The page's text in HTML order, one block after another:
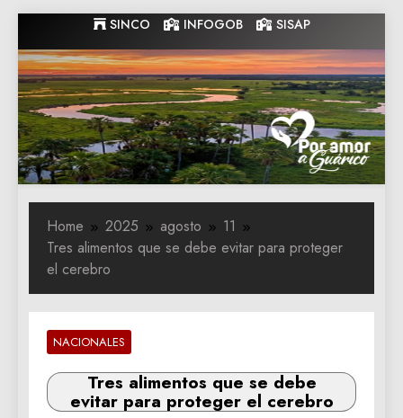
to
content
SINCO INFOGOB SISAP
Gobernacion
de Guarico
Gobernacion de Guarico
Home 2025 agosto
11
Tres alimentos que se debe evitar para proteger
el cerebro
NACIONALES
Tres alimentos que se debe
evitar para proteger el cerebro